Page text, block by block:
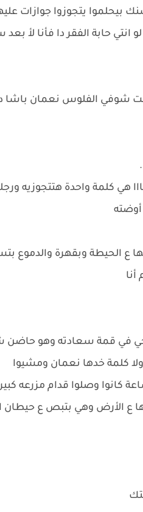
يتجوزوا جوازات
حابة الفقر دا فأنا لأ
شوفي الفلوس نعمان باشا
هي كلمة واحدة هتتجوزيه
الحيطة وبقهرة والدموع
في قمة سعادته وهو
كلمة خدها نعمان ومشيوا
كانوا وصلوا قدام مزرعه
الأرض وهي بتبص ع حيطان